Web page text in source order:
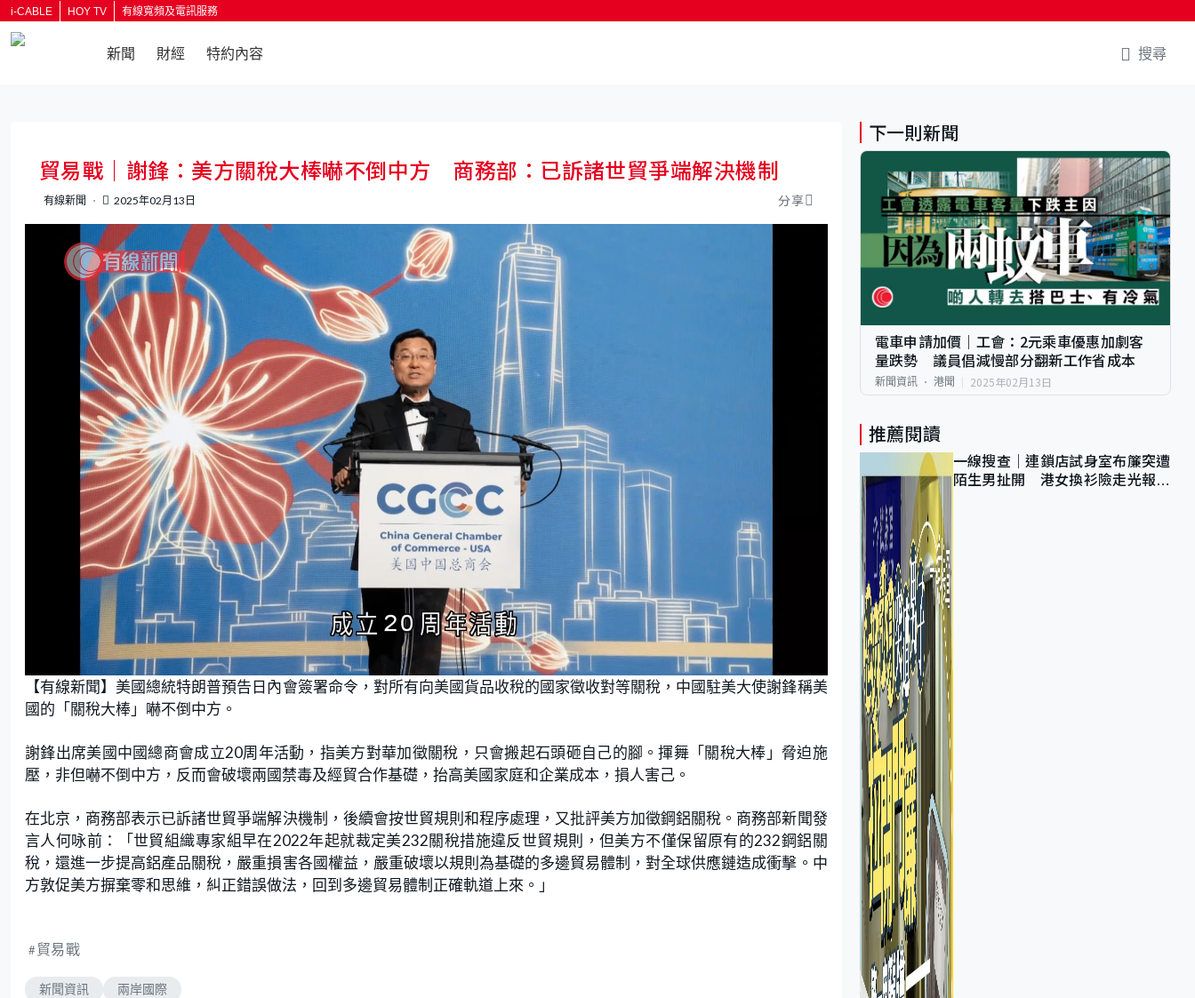
i-CABLE HOY TV 有線寬頻及電訊服務
新聞 財經 特約內容 搜尋
貿易戰｜謝鋒：美方關稅大棒嚇不倒中方 商務部：已訴諸世貿爭端解決機制
有線新聞 2025年02月13日 分享
n
m
u
t
e
L
a
d
d
7
1
%
【有線新聞】美國總統特朗普預告日內會簽署命令，對所有向美國貨品收稅的國家徵收對等關稅，中國駐美大使謝鋒稱美
國的「關稅大棒」嚇不倒中方。
謝鋒出席美國中國總商會成立20周年活動，指美方對華加徵關稅，只會搬起石頭砸自己的腳。揮舞「關稅大棒」脅迫施
壓，非但嚇不倒中方，反而會破壞兩國禁毒及經貿合作基礎，抬高美國家庭和企業成本，損人害己。
在北京，商務部表示已訴諸世貿爭端解決機制，後續會按世貿規則和程序處理，又批評美方加徵鋼鋁關稅。商務部新聞發
言人何咏前：「世貿組織專家組早在2022年起就裁定美232關稅措施違反世貿規則，但美方不僅保留原有的232鋼鋁關
稅，還進一步提高鋁產品關稅，嚴重損害各國權益，嚴重破壞以規則為基礎的多邊貿易體制，對全球供應鏈造成衝擊。中
方敦促美方摒棄零和思維，糾正錯誤做法，回到多邊貿易體制正確軌道上來。」
貿易戰
新聞資訊 兩岸國際
下一則新聞
電車申請加價｜工會：2元乘車優惠加劇客
量跌勢 議員倡減慢部分翻新工作省成本
新聞資訊 港聞 2025年02月13日
推薦閱讀
一線搜查｜連鎖店試身室布簾突遭
陌生男扯開 港女換衫險走光報